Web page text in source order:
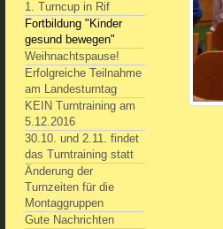
1. Turncup in Rif
Fortbildung "Kinder
gesund bewegen"
Weihnachtspause!
Erfolgreiche Teilnahme
am Landesturntag
KEIN Turntraining am
5.12.2016
30.10. und 2.11. findet
das Turntraining statt
Änderung der
Turnzeiten für die
Montaggruppen
Gute Nachrichten